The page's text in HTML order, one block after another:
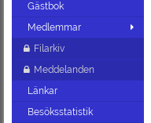
Gästbok
Medlemmar
Filarkiv
Meddelanden
Länkar
Besöksstatistik